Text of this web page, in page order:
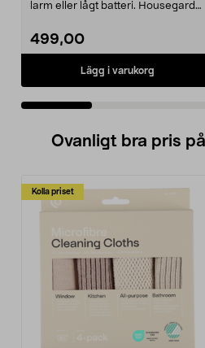
larm eller lågt batteri. Housegard
499,00
Lägg i varukorg
Ovanligt bra pris
Kolla priset